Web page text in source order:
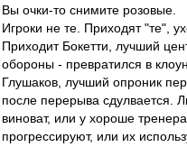
Вы очки-то снимите розовые.
Игроки не те. Приходят "те",
Приходит Бокетти, лучший
обороны - превратился в
Глушаков, лучший опроник
после перерыва сдулвается.
виноват, или у хороше
прогрессируют, или их